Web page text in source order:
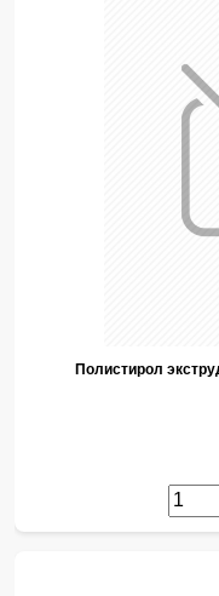
Полистирол